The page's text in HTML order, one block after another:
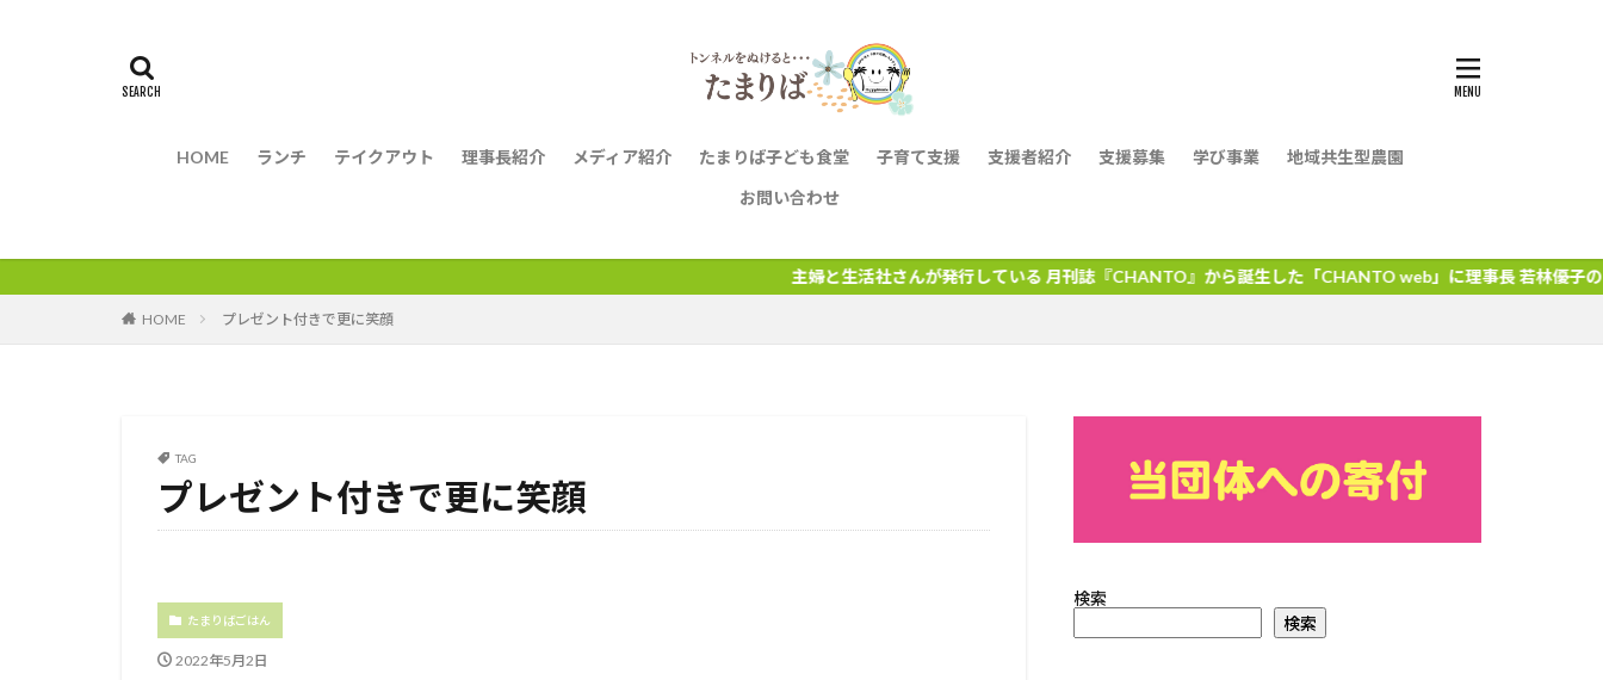
HOME ランチ テイクアウト 理事長紹介 メディア紹介 たまりば子ども食堂 子育て支援 支援者紹介 支援募集 学び事業
地域共生型農園
お問い合わせ
主婦と生活社さんが発行している 月刊誌『CHANTO』から誕生した「CHANTO web」に理事長 若林優子のインタビュー記事
HOME プレゼント付きで更に笑顔
TAG
プレゼント付きで更に笑顔
たまりばごはん
2022年5月2日
検索
検索